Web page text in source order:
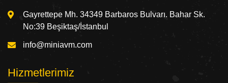
Gayrettepe Mh. 34349 Barbaros Bulvarı. Bahar Sk.
No:39 Beşiktaş/İstanbul
info@miniavm.com
Hizmetlerimiz